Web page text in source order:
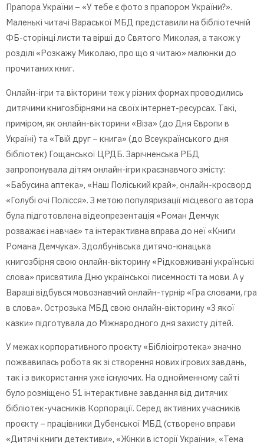
Прапора України – «У тебе є фото з прапором України?».
Маленькі читачі Вараської МБД представили на бібліотечній
ФБ-сторінці листи та вірші до Святого Миколая, а також у
розділі «Розкажу Миколаю, про що я читаю» малюнки до
прочитаних книг.
Онлайн-ігри та вікторини теж у різних формах проводились
дитячими книгозбірнями на своїх інтернет-ресурсах. Такі,
приміром, як онлайн-вікторини «Віза» (до Дня Європи в
Україні) та «Твій друг – книга» (до Всеукраїнського дня
бібліотек) Гощанської ЦРДБ. Зарічненська РБД
запропонувала дітям онлайн-ігри краєзнавчого змісту:
«Бабусина аптека», «Наш Поліський край», онлайн-кросворд
«Голубі очі Полісся». З метою популяризації місцевого автора
була підготовлена відеопрезентація «Роман Демчук
розважає і навчає» та інтерактивна вправа до неї «Книги
Романа Демчука». Здолбунівська дитячо-юнацька
книгозбірня свою онлайн-вікторину «Рідковживані українські
слова» присвятила Дню української писемності та мови. А у
Вараші відбувся мовознавчий онлайн-турнір «Гра словами, гра
в слова». Острозька МБД свою онлайн-вікторину «З якої
казки» підготувала до Міжнародного дня захисту дітей.
У межах корпоративного проєкту «Бібліоігротека» значно
пожвавилась робота як зі створення нових ігрових завдань,
так і з використання уже існуючих. На однойменному сайті
було розміщено 51 інтерактивне завдання від дитячих
бібліотек-учасників Корпорації. Серед активних учасників
проєкту – працівники Дубенської МБД (створено вправи
«Дитячі книги детективи», «Жінки в історії України», «Тема